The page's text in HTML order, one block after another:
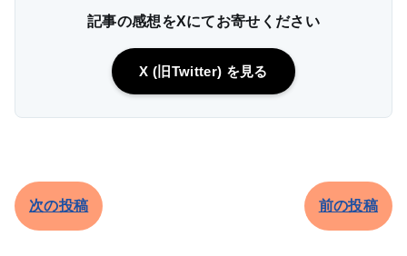
記事の感想をXにてお寄せください
X (旧Twitter) を見る
次の投稿 前の投稿